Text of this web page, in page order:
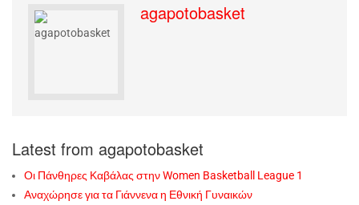
agapotobasket
Latest from agapotobasket
Οι Πάνθηρες Καβάλας στην Women Basketball League 1
Αναχώρησε για τα Γιάννενα η Εθνική Γυναικών